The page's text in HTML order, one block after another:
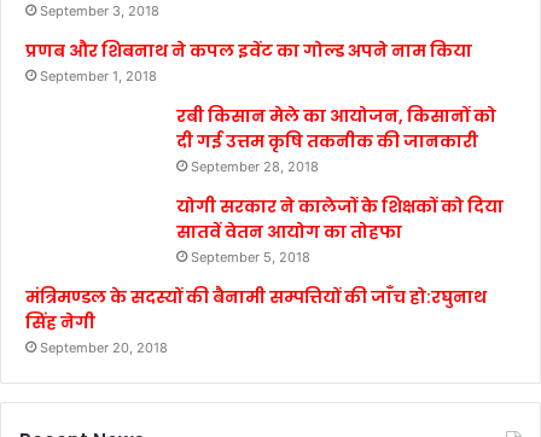
September 3, 2018
प्रणब और शिबनाथ ने कपल इवेंट का गोल्ड अपने नाम किया
September 1, 2018
रबी किसान मेले का आयोजन, किसानों को
दी गई उत्तम कृषि तकनीक की जानकारी
September 28, 2018
योगी सरकार ने कालेजों के शिक्षकों को दिया
सातवें वेतन आयोग का तोहफा
September 5, 2018
मंत्रिमण्डल के सदस्यों की बैनामी सम्पत्तियों की जाँच हो:रघुनाथ
सिंह नेगी
September 20, 2018